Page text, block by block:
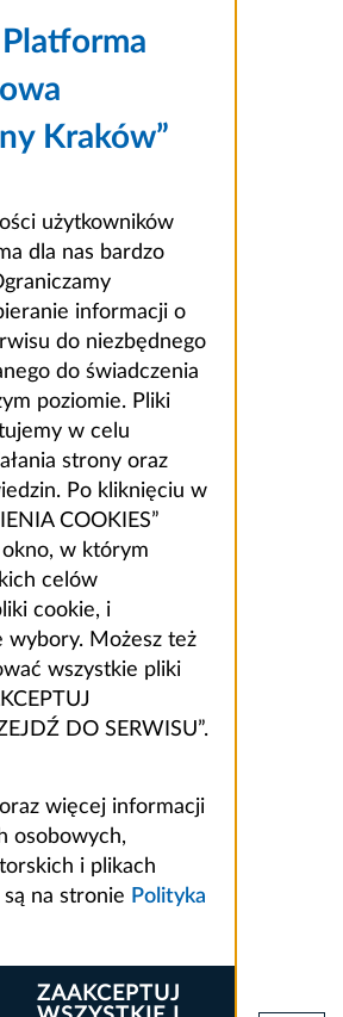
Kraków”
użytkowników
dla nas bardzo
informacji o
do niezbędnego
do świadczenia
poziomie. Pliki
w celu
strony oraz
Po kliknięciu w
COOKIES”
w którym
celów
cookie, i
wybory. Możesz też
wszystkie pliki
DO SERWISU”.
więcej informacji
osobowych,
i plikach
na stronie Polityka
ZAAKCEPTUJ